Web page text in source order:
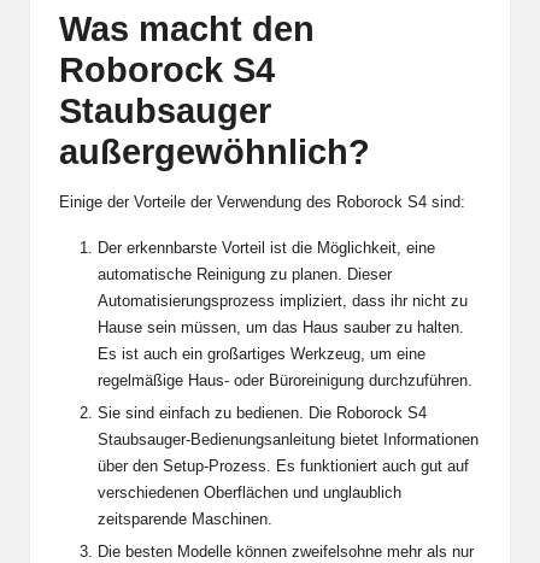
Was macht den
Roborock S4
Staubsauger
außergewöhnlich?
Einige der Vorteile der Verwendung des Roborock S4 sind:
Der erkennbarste Vorteil ist die Möglichkeit, eine
automatische Reinigung zu planen. Dieser
Automatisierungsprozess impliziert, dass ihr nicht zu
Hause sein müssen, um das Haus sauber zu halten.
Es ist auch ein großartiges Werkzeug, um eine
regelmäßige Haus- oder Büroreinigung durchzuführen.
Sie sind einfach zu bedienen. Die Roborock S4
Staubsauger-Bedienungsanleitung bietet Informationen
über den Setup-Prozess. Es funktioniert auch gut auf
verschiedenen Oberflächen und unglaublich
zeitsparende Maschinen.
Die besten Modelle können zweifelsohne mehr als nur